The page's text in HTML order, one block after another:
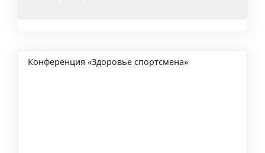
Конференция «Здоровье спортсмена»